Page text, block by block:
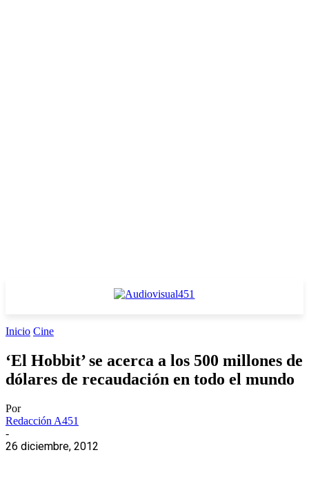
Inicio Cine
‘El Hobbit’ se acerca a los 500 millones de
dólares de recaudación en todo el mundo
Por
Redacción A451
-
26 diciembre, 2012